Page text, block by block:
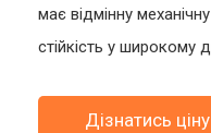
має відмінну механічну
стійкість у широкому
Дізнатись ціну